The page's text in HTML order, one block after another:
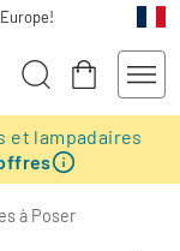
et lampadaires
à Poser